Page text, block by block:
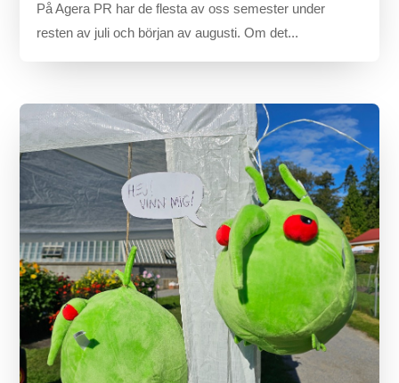
På Agera PR har de flesta av oss semester under
resten av juli och början av augusti. Om det...